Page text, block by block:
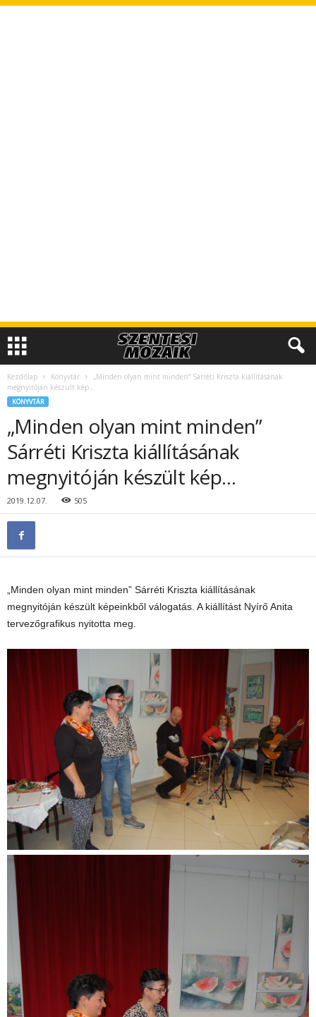
Kezdőlap Könyvtár
„Minden olyan mint minden” Sárréti Kriszta kiállításának
megnyitóján készült kép…
KÖNYVTÁR
„Minden olyan mint minden”
Sárréti Kriszta kiállításának
megnyitóján készült kép…
2019.12.07. 505
„Minden olyan mint minden” Sárréti Kriszta kiállításának
megnyitóján készült képeinkből válogatás. A kiállítást Nyírő Anita
tervezőgrafikus nyitotta meg.